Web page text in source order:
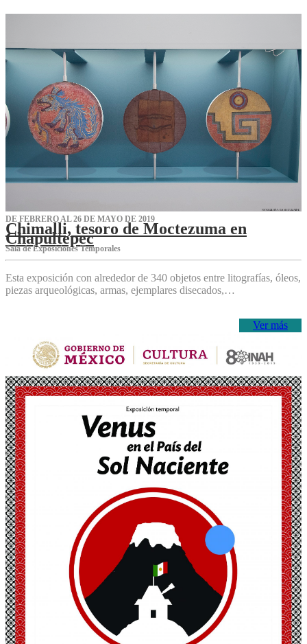
DE FEBRERO AL 26 DE MAYO DE 2019
Chimalli, tesoro de Moctezuma en
Chapultepec
Sala de Exposiciones Temporales
Esta exposición con alrededor de 340 objetos entre litografías, óleos,
piezas arqueológicas, armas, ejemplares disecados,…
Ver más